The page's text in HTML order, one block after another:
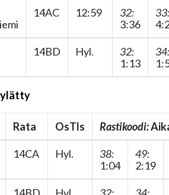
14AC 12:59
32:
3:36
33:
14BD Hyl.
32:
1:13
34:
Rata OsTls Rastikoodi:
14CA Hyl.
38:
1:04
49:
2:19